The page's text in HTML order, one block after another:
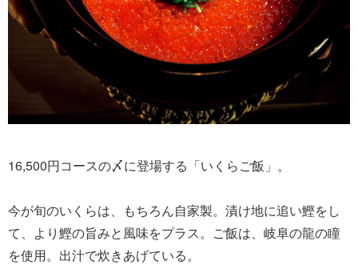
16,500円コースの〆に登場する「いくらご飯」。
今が旬のいくらは、もちろん自家製。漬け地に追い鰹をし
て、より鰹の旨みと風味をプラス。ご飯は、岐阜の龍の瞳
を使用。出汁で炊きあげている。